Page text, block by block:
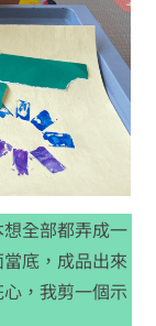
全部都弄成一
底，成品出來
，我剪一個示